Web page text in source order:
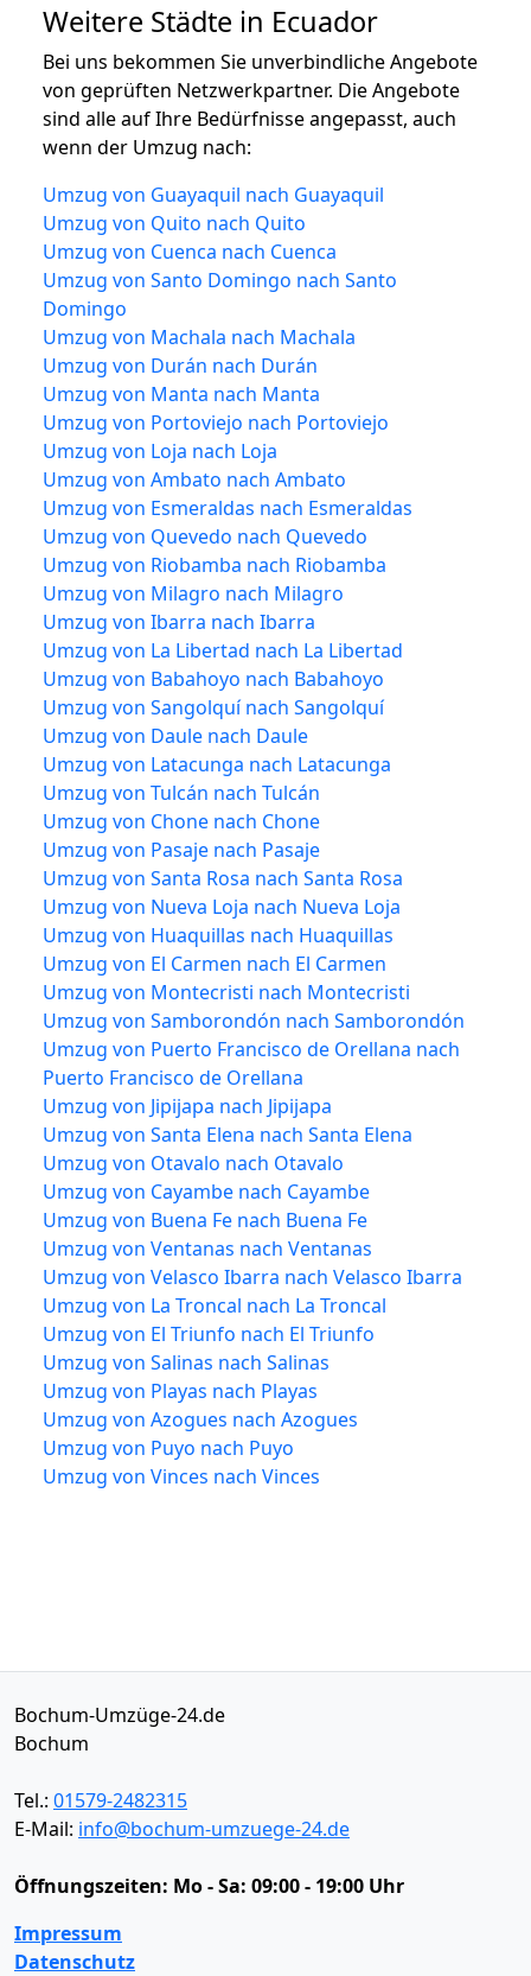
Weitere Städte in Ecuador
Bei uns bekommen Sie unverbindliche Angebote
von geprüften Netzwerkpartner. Die Angebote
sind alle auf Ihre Bedürfnisse angepasst, auch
wenn der Umzug nach:
Umzug von Guayaquil nach Guayaquil
Umzug von Quito nach Quito
Umzug von Cuenca nach Cuenca
Umzug von Santo Domingo nach Santo
Domingo
Umzug von Machala nach Machala
Umzug von Durán nach Durán
Umzug von Manta nach Manta
Umzug von Portoviejo nach Portoviejo
Umzug von Loja nach Loja
Umzug von Ambato nach Ambato
Umzug von Esmeraldas nach Esmeraldas
Umzug von Quevedo nach Quevedo
Umzug von Riobamba nach Riobamba
Umzug von Milagro nach Milagro
Umzug von Ibarra nach Ibarra
Umzug von La Libertad nach La Libertad
Umzug von Babahoyo nach Babahoyo
Umzug von Sangolquí nach Sangolquí
Umzug von Daule nach Daule
Umzug von Latacunga nach Latacunga
Umzug von Tulcán nach Tulcán
Umzug von Chone nach Chone
Umzug von Pasaje nach Pasaje
Umzug von Santa Rosa nach Santa Rosa
Umzug von Nueva Loja nach Nueva Loja
Umzug von Huaquillas nach Huaquillas
Umzug von El Carmen nach El Carmen
Umzug von Montecristi nach Montecristi
Umzug von Samborondón nach Samborondón
Umzug von Puerto Francisco de Orellana nach
Puerto Francisco de Orellana
Umzug von Jipijapa nach Jipijapa
Umzug von Santa Elena nach Santa Elena
Umzug von Otavalo nach Otavalo
Umzug von Cayambe nach Cayambe
Umzug von Buena Fe nach Buena Fe
Umzug von Ventanas nach Ventanas
Umzug von Velasco Ibarra nach Velasco Ibarra
Umzug von La Troncal nach La Troncal
Umzug von El Triunfo nach El Triunfo
Umzug von Salinas nach Salinas
Umzug von Playas nach Playas
Umzug von Azogues nach Azogues
Umzug von Puyo nach Puyo
Umzug von Vinces nach Vinces
Bochum-Umzüge-24.de
Bochum
Tel.: 01579-2482315
E-Mail: info@bochum-umzuege-24.de
Öffnungszeiten: Mo - Sa: 09:00 - 19:00 Uhr
Impressum
Datenschutz